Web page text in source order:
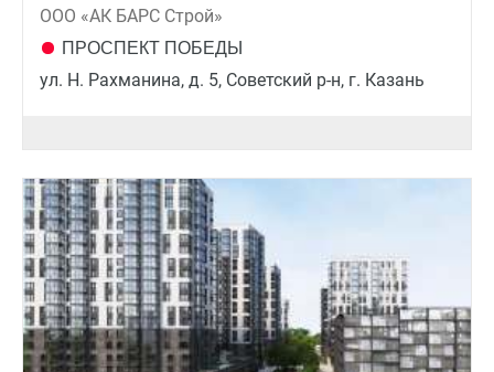
ООО «АК БАРС Строй»
ПРОСПЕКТ ПОБЕДЫ
ул. Н. Рахманина, д. 5, Советский р-н, г. Казань